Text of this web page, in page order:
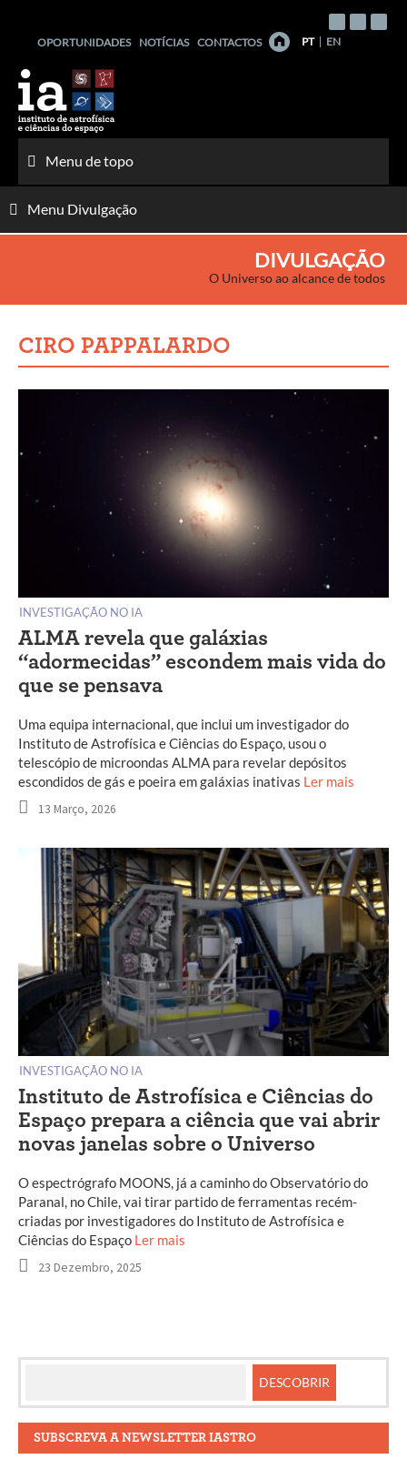
conteúdo
OPORTUNIDADES NOTÍCIAS CONTACTOS PT EN
Menu de topo
Menu Divulgação
DIVULGAÇÃO
O Universo ao alcance de todos
CIRO PAPPALARDO
INVESTIGAÇÃO NO IA
ALMA revela que galáxias
“adormecidas” escondem mais vida do
que se pensava
Uma equipa internacional, que inclui um investigador do
Instituto de Astrofísica e Ciências do Espaço, usou o
telescópio de microondas ALMA para revelar depósitos
escondidos de gás e poeira em galáxias inativas Ler mais
13 Março, 2026
INVESTIGAÇÃO NO IA
Instituto de Astrofísica e Ciências do
Espaço prepara a ciência que vai abrir
novas janelas sobre o Universo
O espectrógrafo MOONS, já a caminho do Observatório do
Paranal, no Chile, vai tirar partido de ferramentas recém-
criadas por investigadores do Instituto de Astrofísica e
Ciências do Espaço Ler mais
23 Dezembro, 2025
SUBSCREVA A NEWSLETTER IASTRO